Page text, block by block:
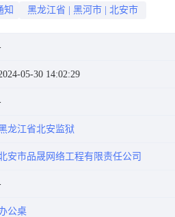
知 黑龙江省 黑河市 北安市
05-30 14:02:29
龙江省北安监狱
安市品晟网络工程有限责任公司
公桌